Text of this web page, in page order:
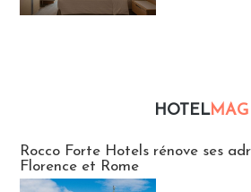
HOTELMAG
Rocco Forte Hotels rénove ses
Florence et Rome